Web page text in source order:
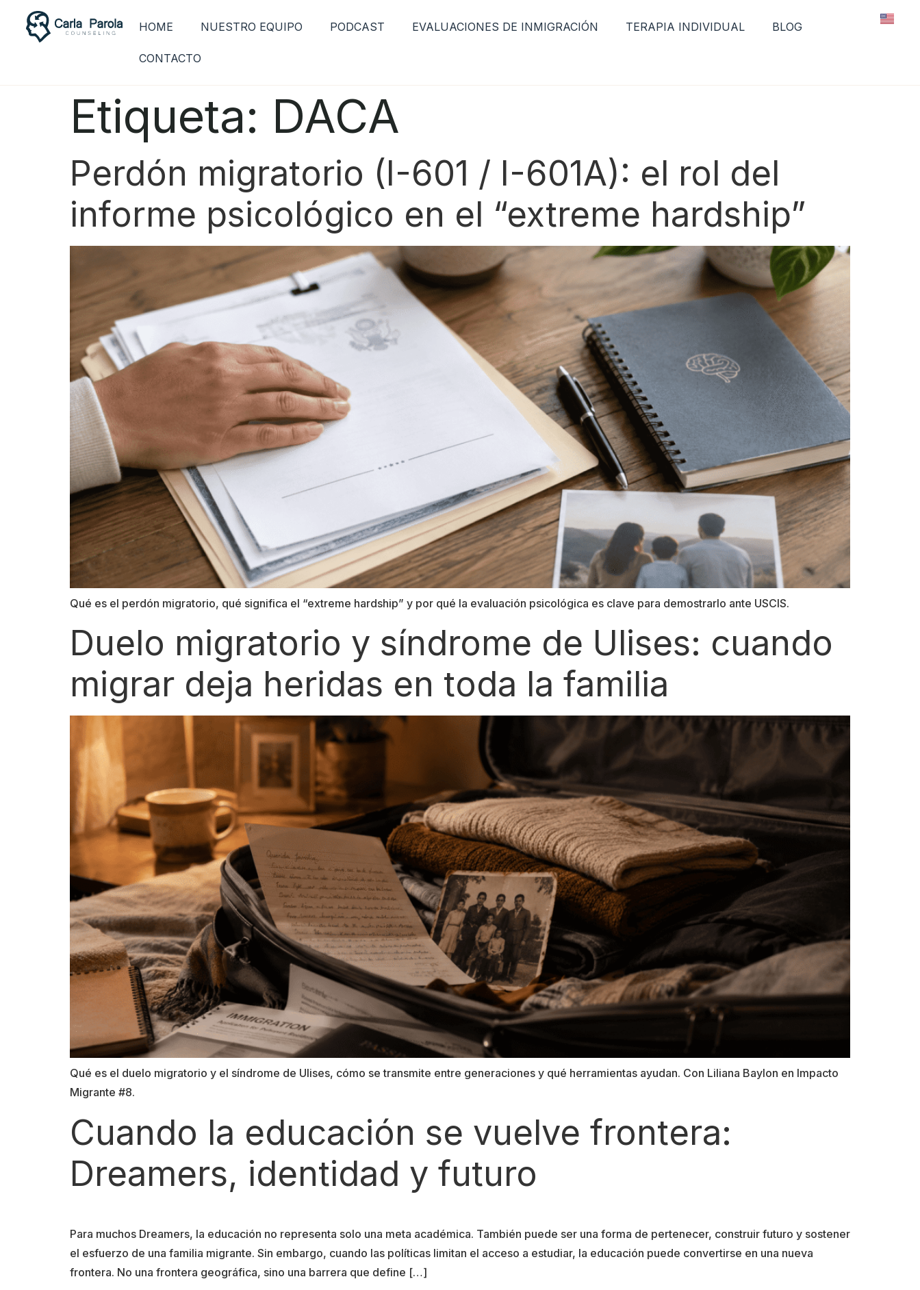
HOME NUESTRO EQUIPO PODCAST EVALUACIONES DE INMIGRACIÓN TERAPIA INDIVIDUAL BLOG
CONTACTO
Etiqueta: DACA
Perdón migratorio (I-601 / I-601A): el rol del
informe psicológico en el “extreme hardship”
Qué es el perdón migratorio, qué significa el “extreme hardship” y por qué la evaluación psicológica es clave para demostrarlo ante USCIS.
Duelo migratorio y síndrome de Ulises: cuando
migrar deja heridas en toda la familia
Qué es el duelo migratorio y el síndrome de Ulises, cómo se transmite entre generaciones y qué herramientas ayudan. Con Liliana Baylon en Impacto
Migrante #8.
Cuando la educación se vuelve frontera:
Dreamers, identidad y futuro
Para muchos Dreamers, la educación no representa solo una meta académica. También puede ser una forma de pertenecer, construir futuro y sostener
el esfuerzo de una familia migrante. Sin embargo, cuando las políticas limitan el acceso a estudiar, la educación puede convertirse en una nueva
frontera. No una frontera geográfica, sino una barrera que define […]